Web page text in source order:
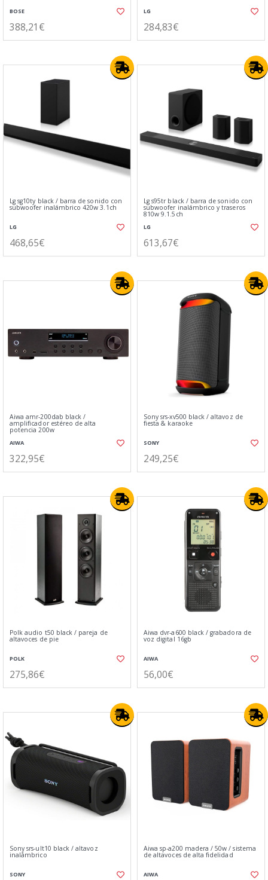
BOSE
388,21€
LG
284,83€
Lg sg10ty black / barra de sonido con
subwoofer inalámbrico 420w 3.1ch
LG
468,65€
Lg s95tr black / barra de sonido con
subwoofer inalámbrico y traseros
810w 9.1.5ch
LG
613,67€
Aiwa amr-200dab black /
amplificador estéreo de alta
potencia 200w
AIWA
322,95€
Sony srs-xv500 black / altavoz de
fiesta & karaoke
SONY
249,25€
Polk audio t50 black / pareja de
altavoces de pie
POLK
275,86€
Aiwa dvr-a600 black / grabadora de
voz digital 16gb
AIWA
56,00€
Sony srs-ult10 black / altavoz
inalámbrico
SONY
Aiwa sp-a200 madera / 50w / sistema
de altavoces de alta fidelidad
AIWA